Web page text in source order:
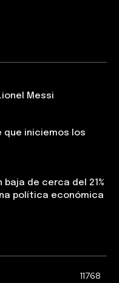
Messi
que iniciemos los
baja de cerca del 21%
política económica
11768